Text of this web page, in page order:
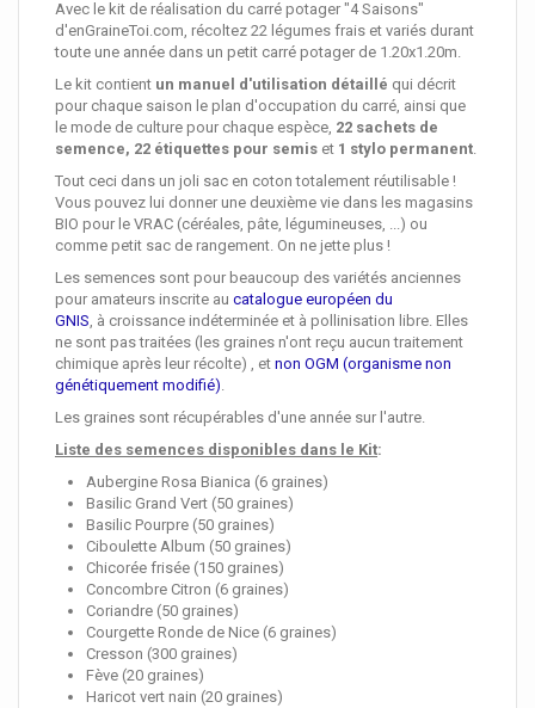
Avec le kit de réalisation du carré potager "4 Saisons"
d'enGraineToi.com, récoltez 22 légumes frais et variés durant
toute une année dans un petit carré potager de 1.20x1.20m.
Le kit contient un manuel d'utilisation détaillé qui décrit
pour chaque saison le plan d'occupation du carré, ainsi que
le mode de culture pour chaque espèce, 22 sachets de
semence, 22 étiquettes pour semis et 1 stylo permanent.
Tout ceci dans un joli sac en coton totalement réutilisable !
Vous pouvez lui donner une deuxième vie dans les magasins
BIO pour le VRAC (céréales, pâte, légumineuses, ...) ou
comme petit sac de rangement. On ne jette plus !
Les semences sont pour beaucoup des variétés anciennes
pour amateurs inscrite au catalogue européen du
GNIS, à croissance indéterminée et à pollinisation libre. Elles
ne sont pas traitées (les graines n'ont reçu aucun traitement
chimique après leur récolte) , et non OGM (organisme non
génétiquement modifié).
Les graines sont récupérables d'une année sur l'autre.
Liste des semences disponibles dans le Kit:
Aubergine Rosa Bianica (6 graines)
Basilic Grand Vert (50 graines)
Basilic Pourpre (50 graines)
Ciboulette Album (50 graines)
Chicorée frisée (150 graines)
Concombre Citron (6 graines)
Coriandre (50 graines)
Courgette Ronde de Nice (6 graines)
Cresson (300 graines)
Fève (20 graines)
Haricot vert nain (20 graines)